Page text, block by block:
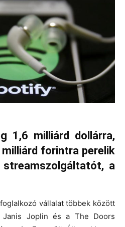
1,6 milliárd dollárra,
forintra perelik
streamszolgáltatót, a
vállalat többek között
Janis Joplin és a The Doors